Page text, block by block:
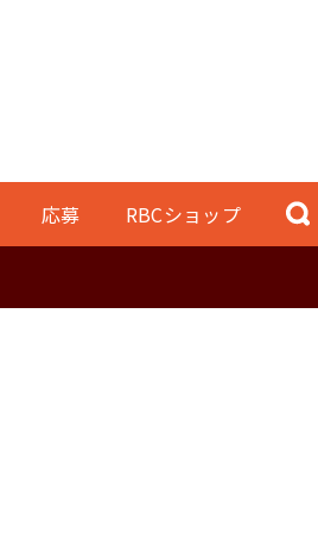
応募 RBCショップ